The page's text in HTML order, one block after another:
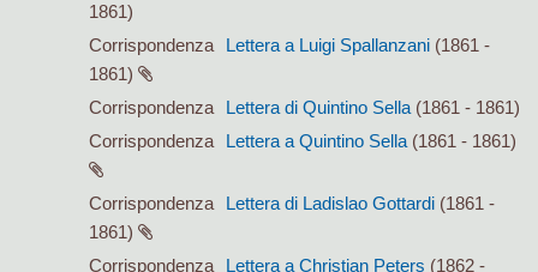
1861)
Corrispondenza
Lettera a Luigi Spallanzani (1861 -
1861)
Corrispondenza
Lettera di Quintino Sella (1861 - 1861)
Corrispondenza
Lettera a Quintino Sella (1861 - 1861)
Corrispondenza Lettera di Ladislao Gottardi (1861 -
1861)
Corrispondenza
Lettera a Christian Peters (1862 -